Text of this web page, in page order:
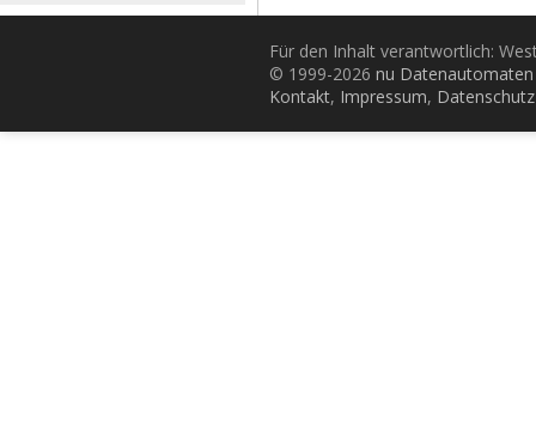
Für den Inhalt verantwortlich:
© 1999-2026 nu
Kontakt, Impressum, Datenschutz